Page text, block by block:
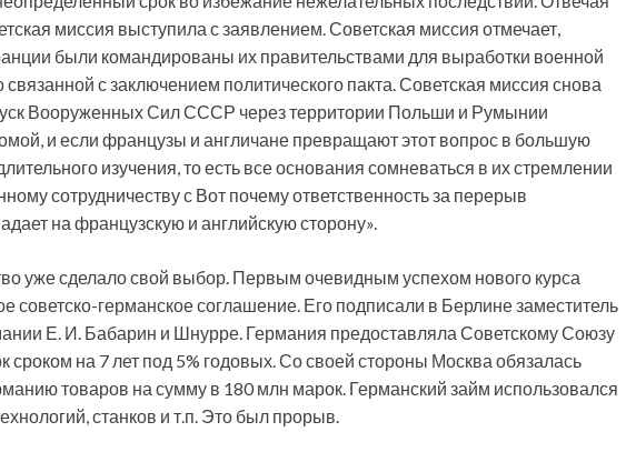
миссия выступила с заявлением. Советская миссия отмечает,
были командированы их правительствами для выработки военной
с заключением политического пакта. Советская миссия снова
Вооруженных Сил СССР через территории Польши и Румынии
и если французы и англичане превращают этот вопрос в большую
изучения, то есть все основания сомневаться в их стремлении
сотрудничеству с Вот почему ответственность за перерыв
на французскую и английскую сторону».
уже сделало свой выбор. Первым очевидным успехом нового курса
советско-германское соглашение. Его подписали в Берлине заместитель
Е. И. Бабарин и Шнурре. Германия предоставляла Советскому Союзу
сроком на 7 лет под 5% годовых. Со своей стороны Москва обязалась
товаров на сумму в 180 млн марок. Германский займ использовался
станков и т.п. Это был прорыв.